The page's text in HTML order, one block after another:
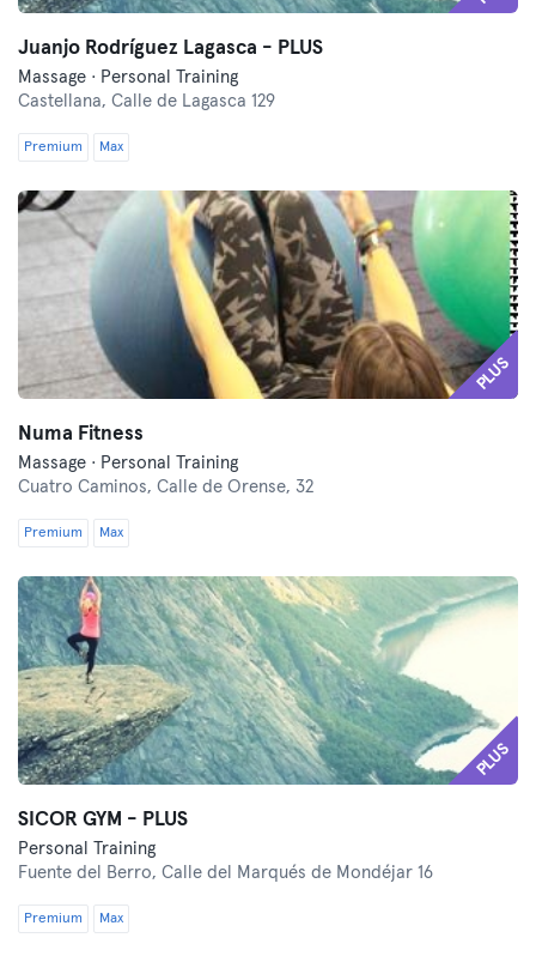
Juanjo Rodríguez Lagasca - PLUS
Massage · Personal Training
Castellana, Calle de Lagasca 129
Premium Max
PLUS
Numa Fitness
Massage · Personal Training
Cuatro Caminos, Calle de Orense, 32
Premium Max
PLUS
SICOR GYM - PLUS
Personal Training
Fuente del Berro, Calle del Marqués de Mondéjar 16
Premium Max